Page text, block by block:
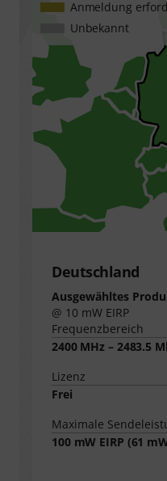
Anmeldung
Unbekannt
Deutschland
Ausgewähltes
@ 10 mW EIRP
Frequenzbereich
2400 MHz – 2483.5
Lizenz
Frei
Maximale
100mW EIRP (61